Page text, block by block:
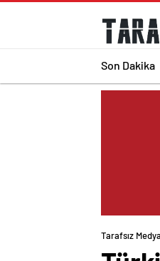
Son Dakika
Tarafsız